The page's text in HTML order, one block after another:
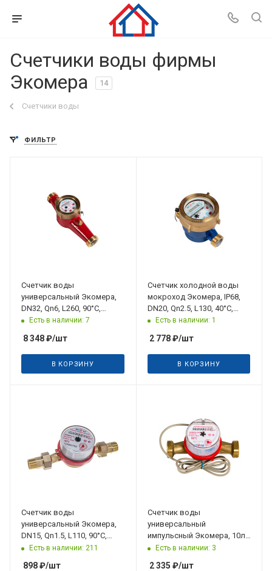
Счетчики воды фирмы
Экомера
14
Счетчики воды
ФИЛЬТР
Счетчик воды
универсальный Экомера,
DN32, Qn6, L260, 90°C,
присоединения
Есть в наличии: 7
8 348₽/шт
В КОРЗИНУ
Счетчик холодной воды
мокроход Экомера, IP68,
DN20, Qn2.5, L130, 40°C,
присоединения
Есть в наличии: 1
2 778₽/шт
В КОРЗИНУ
Счетчик воды
универсальный Экомера,
DN15, Qn1.5, L110, 90°C,
присоединения, обратный
Есть в наличии: 211
898₽/шт
Счетчик воды
универсальный
импульсный Экомера, 10л/
имп, DN20, Qn2.5, L130, 90°C,
Есть в наличии: 3
2 335 ₽/шт